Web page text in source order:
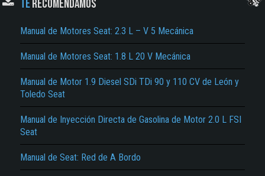
TE RECOMENDAMOS
Manual de Motores Seat: 2.3 L – V 5 Mecánica
Manual de Motores Seat: 1.8 L 20 V Mecánica
Manual de Motor 1.9 Diesel SDi TDi 90 y 110 CV de León y
Toledo Seat
Manual de Inyección Directa de Gasolina de Motor 2.0 L FSI
Seat
Manual de Seat: Red de A Bordo
El Título es incorrecto según el contenido.
Texto o Imagen de portada son erróneos.
Reportar otro tipo de error...